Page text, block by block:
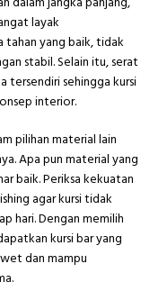
layak
yang baik, tidak
stabil. Selain itu, serat
tersendiri sehingga kursi
interior.
pilihan material lain
Apa pun material yang
baik. Periksa kekuatan
agar kursi tidak
hari. Dengan memilih
kursi bar yang
dan mampu